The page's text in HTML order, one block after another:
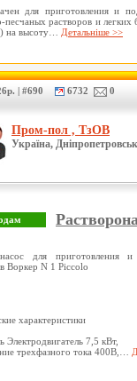
для приготовления и
песчаных растворов и легких
на высоту… Детальніше >>
| #690 6732 0
Пром-пол , ТзОВ
Україна,
для приготовления
Воркер N 1 Piccolo
характеристики
Электродвигатель 7,5 кВт,
трехфазного тока 400В,…